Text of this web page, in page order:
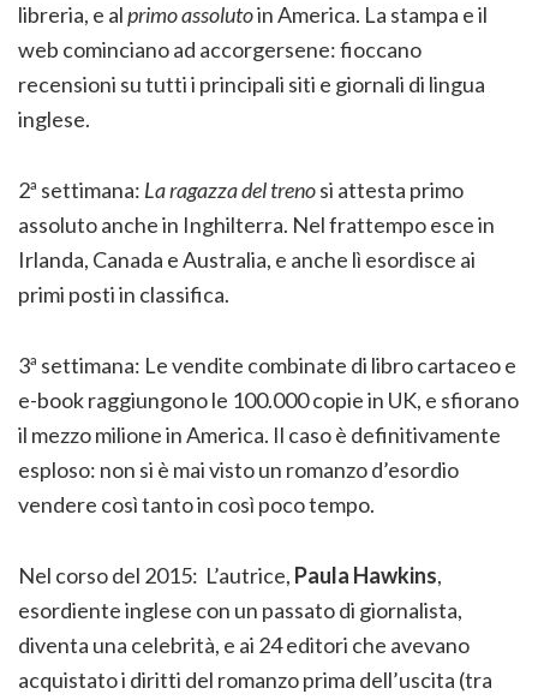
libreria, e alprimo assolutoin America. La stampa e il
web cominciano ad accorgersene: fioccano
recensioni su tutti i principali siti e giornali di lingua
inglese.
2ª settimana: La ragazza del trenosi attesta primo
assoluto anche in Inghilterra. Nel frattempo esce in
Irlanda, Canada e Australia, e anche lì esordisce ai
primi posti in classifica.
3ª settimana: Le vendite combinate di libro cartaceo e
e-book raggiungono le 100.000 copie in UK, e sfiorano
il mezzo milione in America. Il caso è definitivamente
esploso: non si è mai visto un romanzo d’esordio
vendere così tanto in così poco tempo.
Nel corso del 2015: L’autrice, Paula Hawkins,
esordiente inglese con un passato di giornalista,
diventa una celebrità, e ai 24 editori che avevano
acquistato i diritti del romanzo prima dell’uscita (tra